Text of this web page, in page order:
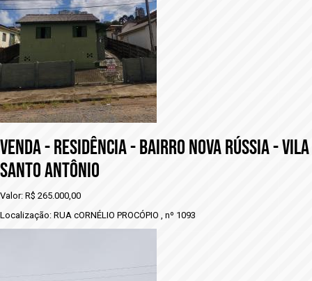
VENDA - RESIDÊNCIA - BAIRRO NOVA RÚSSIA - VILA
SANTO ANTÔNIO
Valor: R$ 265.000,00
Localização: RUA cORNÉLIO PROCÓPIO , nº 1093